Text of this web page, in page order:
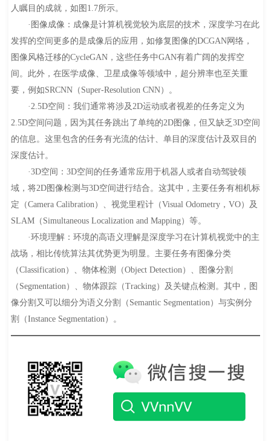
人瞩目的成就，如图1.7所示。
·图像成像：成像是计算机视觉较为底层的技术，深度学习在此
发挥的空间更多的是成像后的应用，如修复图像的DCGAN网络，
图像风格迁移的CycleGAN，这些任务中GAN有着广阔的发挥空
间。此外，在医学成像、卫星成像等领域中，超分辨率也至关重
要，例如SRCNN（Super-Resolution CNN）。
·2.5D空间：我们通常将涉及2D运动或者视差的任务定义为
2.5D空间问题，因为其任务跳出了单纯的2D图像，但又缺乏3D空间
的信息。这里包含的任务有光流的估计、单目的深度估计及双目的
深度估计。
·3D空间：3D空间的任务通常应用于机器人或者自动驾驶领
域，将2D图像检测与3D空间进行结合。这其中，主要任务有相机标
定（Camera Calibration）、视觉里程计（Visual Odometry，VO）及
SLAM（Simultaneous Localization and Mapping）等。
·环境理解：环境的高语义理解是深度学习在计算机视觉中的主
战场，相比传统算法其优势更为明显。主要任务有图像分类
（Classification）、物体检测（Object Detection）、图像分割
（Segmentation）、物体跟踪（Tracking）及关键点检测。其中，图
像分割又可以细分为语义分割（Semantic Segmentation）与实例分
割（Instance Segmentation）。